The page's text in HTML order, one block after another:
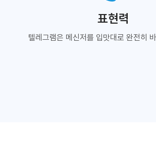
표현력
텔레그램은 메신저를 입맛대로 완전히